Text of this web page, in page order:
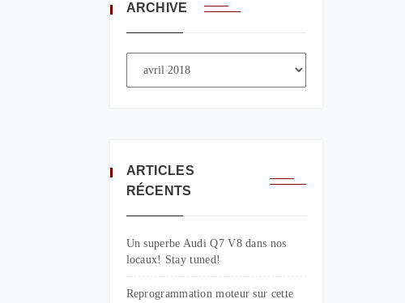
ARCHIVE
ARTICLES
RÉCENTS
Un superbe Audi Q7 V8 dans nos
locaux! Stay tuned!
Reprogrammation moteur sur cette